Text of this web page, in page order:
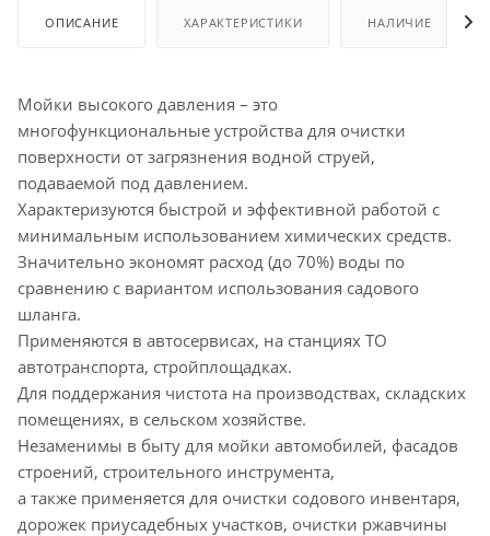
ОПИСАНИЕ ХАРАКТЕРИСТИКИ НАЛИЧИЕ
Мойки высокого давления – это
многофункциональные устройства для очистки
поверхности от загрязнения водной струей,
подаваемой под давлением.
Характеризуются быстрой и эффективной работой с
минимальным использованием химических средств.
Значительно экономят расход (до 70%) воды по
сравнению с вариантом использования садового
шланга.
Применяются в автосервисах, на станциях ТО
автотранспорта, стройплощадках.
Для поддержания чистота на производствах, складских
помещениях, в сельском хозяйстве.
Незаменимы в быту для мойки автомобилей, фасадов
строений, строительного инструмента,
а также применяется для очистки содового инвентаря,
дорожек приусадебных участков, очистки ржавчины